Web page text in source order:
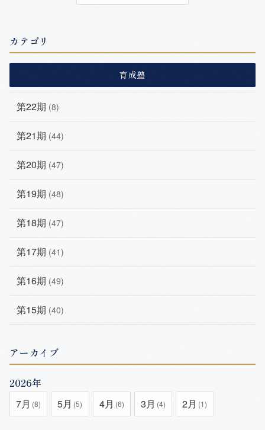
カテゴリ
育成塾
第22期 (8)
第21期 (44)
第20期 (47)
第19期 (48)
第18期 (47)
第17期 (41)
第16期 (49)
第15期 (40)
アーカイブ
2026年
7月 (8) 5月 (5) 4月 (6) 3月 (4) 2月 (1)